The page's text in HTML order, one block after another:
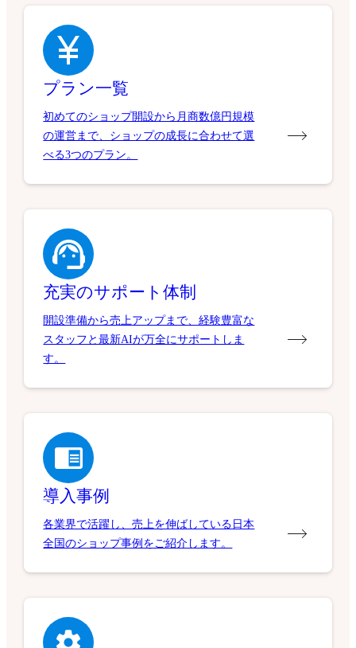
プラン一覧
初めてのショップ開設から月商数億円規模
の運営まで、ショップの成長に合わせて選
べる3つのプラン。
充実のサポート体制
開設準備から売上アップまで、経験豊富な
スタッフと最新AIが万全にサポートしま
す。
導入事例
各業界で活躍し、売上を伸ばしている日本
全国のショップ事例をご紹介します。